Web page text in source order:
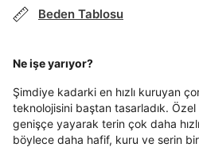
Banka Kart
İşbankası Maximum
Beden Tablosu
Ne işe yarıyor?
Şimdiye kadarki en hızlı kuruyan
teknolojisini baştan tasarladık. Özel
genişçe yayarak terin çok daha
böylece daha hafif, kuru ve serin
Mağazada Bul
BEDEN
Stok
Term Of
Siparişinizin durumu
aşağıdaki bilgileri
E-posta Adresi *
E-posta Adresi*
En az 8 karakter
sn
sn